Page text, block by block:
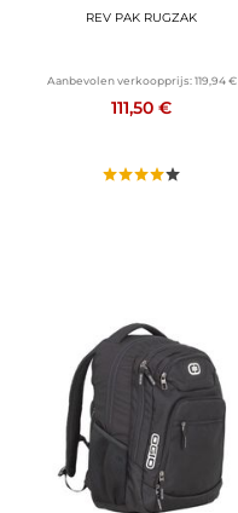
REV PAK RUGZAK
Aanbevolen verkoopprijs: 119,94 €
111,50 €